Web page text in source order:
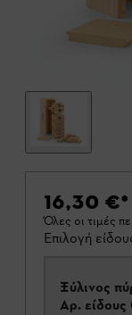
16,30 €*
Όλες οι τιμές
Επιλογή
Ξύλινος
Αρ. είδους